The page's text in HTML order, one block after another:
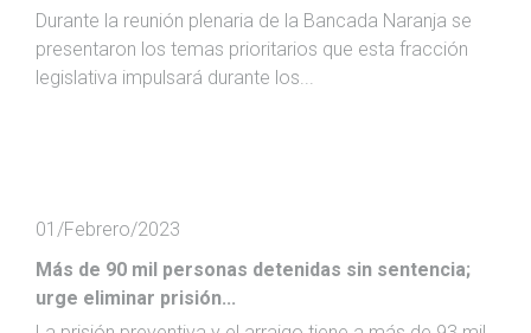
Durante la reunión plenaria de la Bancada Naranja se
presentaron los temas prioritarios que esta fracción
legislativa impulsará durante los...
01/Febrero/2023
Más de 90 mil personas detenidas sin sentencia;
urge eliminar prisión...